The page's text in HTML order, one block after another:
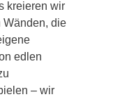
kreieren wir
Wänden, die
edlen
– wir